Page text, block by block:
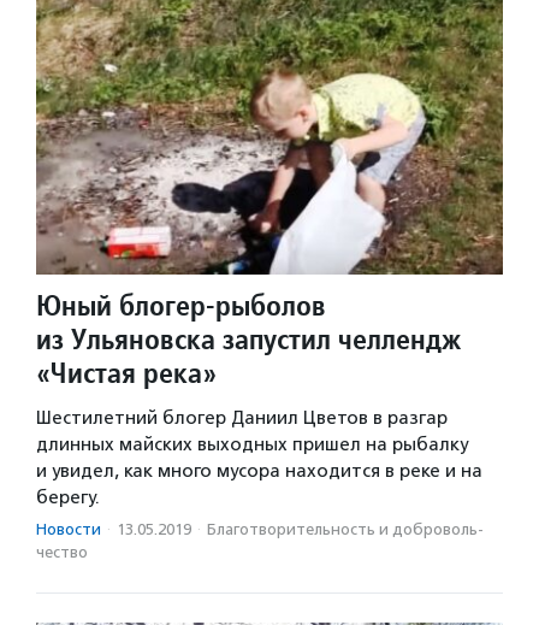
Юный блогер-рыболов
из Ульяновска запустил челлендж
«Чистая река»
Шестилетний блогер Даниил Цветов в разгар
длинных майских выходных пришел на рыбалку
и увидел, как много мусора находится в реке и на
берегу.
Новости · 13.05.2019 · Благотвори­тель­ность и доброволь­
чест­во